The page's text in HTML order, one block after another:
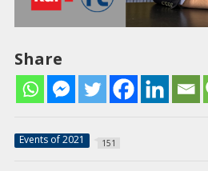
Share
Events of 2021 151